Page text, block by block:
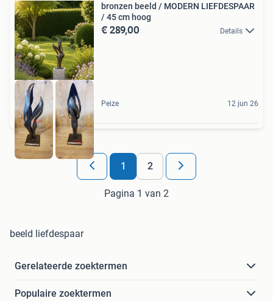
bronzen beeld / MODERN LIEFDESPAAR
/ 45 cm hoog
€ 289,00 Details
Peize 12 jun 26
1 2
Pagina 1 van 2
beeld liefdespaar
Gerelateerde zoektermen
Populaire zoektermen